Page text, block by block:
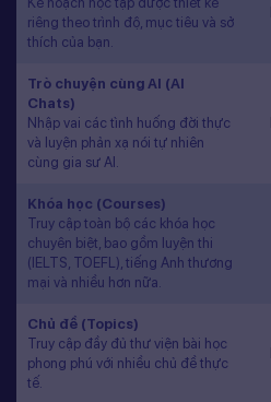
riêng theo trình độ, mục tiêu và sở
thích của bạn.
Trò chuyện cùng AI (AI
Chats)
Nhập vai các tình huống đời thực
và luyện phản xạ nói tự nhiên
cùng gia sư AI.
Khóa học (Courses)
Truy cập toàn bộ các khóa học
chuyên biệt, bao gồm luyện thi
(IELTS, TOEFL), tiếng Anh thương
mại và nhiều hơn nữa.
Chủ đề (Topics)
Truy cập đầy đủ thư viện bài học
phong phú với nhiều chủ đề thực
tế.